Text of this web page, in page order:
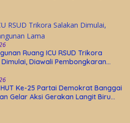
Ruang ICU RSUD Trikora
Diawali Pembongkaran
Ke-25 Partai Demokrat Banggai
Gelar Aksi Gerakan Langit Biru